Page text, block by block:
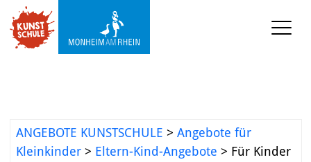
KUNSTWERKSTATT TURMSTRASSE
ANGEBOTE KUNSTSCHULE > Angebote für
Kleinkinder > Eltern-Kind-Angebote > Für Kinder